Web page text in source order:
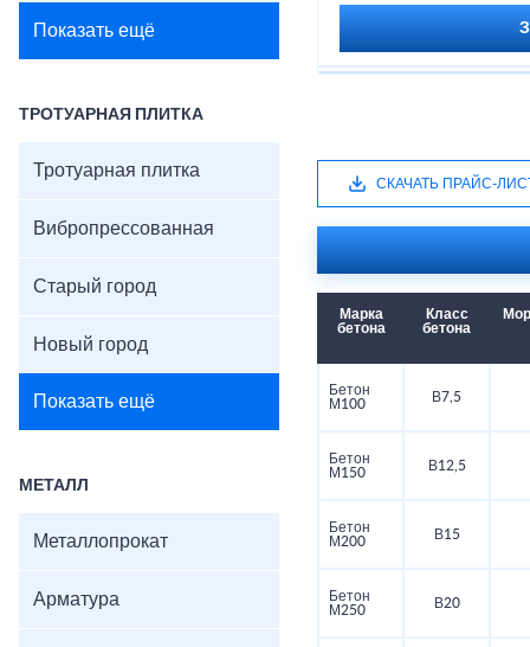
Показать ещё
ТРОТУАРНАЯ ПЛИТКА
Тротуарная плитка
Вибропрессованная
Старый город
Новый город
Показать ещё
МЕТАЛЛ
Металлопрокат
Арматура
СКАЧАТЬ ПРАЙС-
Марка
бетона
Класс
бетона
Бетон
М100
В7,5
Бетон
М150
В12,5
Бетон
М200
В15
Бетон
М250
В20